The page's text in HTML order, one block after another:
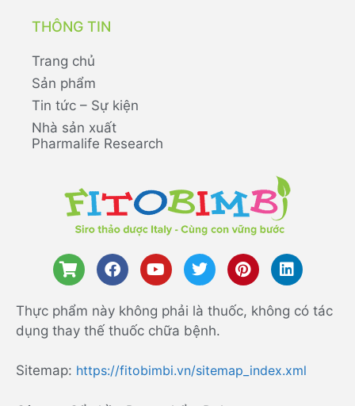
THÔNG TIN
Trang chủ
Sản phẩm
Tin tức – Sự kiện
Nhà sản xuất
Pharmalife Research
Thực phẩm này không phải là thuốc, không có tác
dụng thay thế thuốc chữa bệnh.
Sitemap: https://fitobimbi.vn/sitemap_index.xml